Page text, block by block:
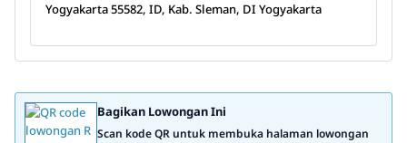
Yogyakarta 55582, ID, Kab. Sleman, DI Yogyakarta
Bagikan Lowongan Ini
Scan kode QR untuk membuka halaman lowongan